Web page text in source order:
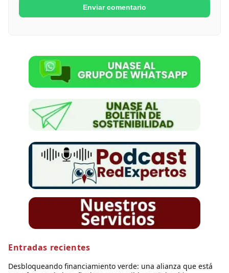
Entradas recientes
Desbloqueando financiamiento verde: una alianza que está